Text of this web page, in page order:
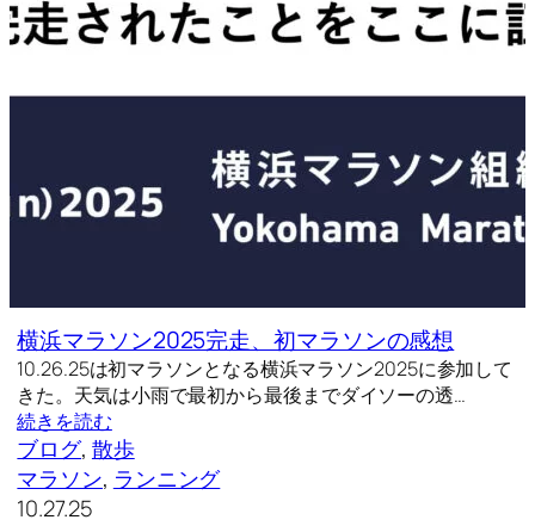
横浜マラソン2025完走、初マラソンの感想
10.26.25は初マラソンとなる横浜マラソン2025に参加して
きた。天気は小雨で最初から最後までダイソーの透…
続きを読む
ブログ, 散歩
マラソン, ランニング
10.27.25